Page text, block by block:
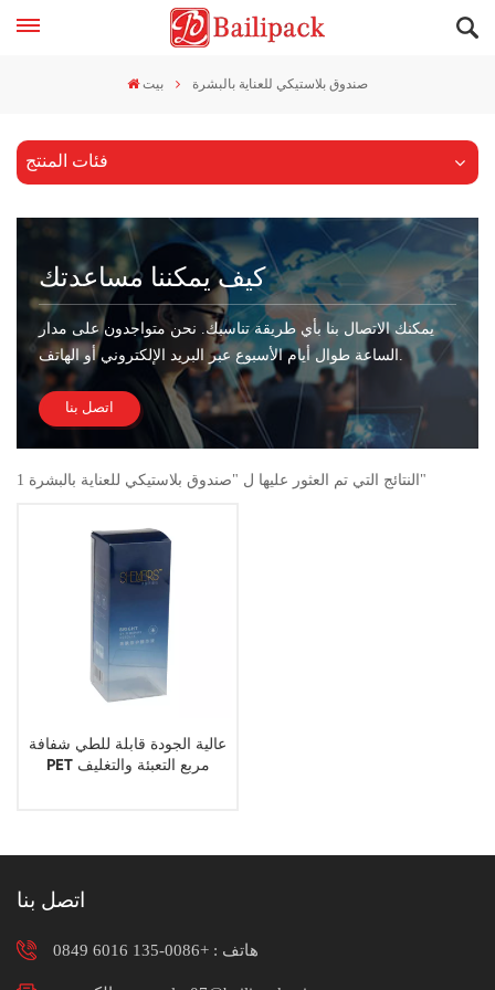
بيت صندوق بلاستيكي للعناية بالبشرة
فئات المنتج
كيف يمكننا مساعدتك
يمكنك الاتصال بنا بأي طريقة تناسبك. نحن متواجدون على مدار
الساعة طوال أيام الأسبوع عبر البريد الإلكتروني أو الهاتف.
اتصل بنا
1 النتائج التي تم العثور عليها ل "صندوق بلاستيكي للعناية بالبشرة"
عالية الجودة قابلة للطي شفافة
PET مربع التعبئة والتغليف
اتصل بنا
هاتف : +0086-135 6016 0849